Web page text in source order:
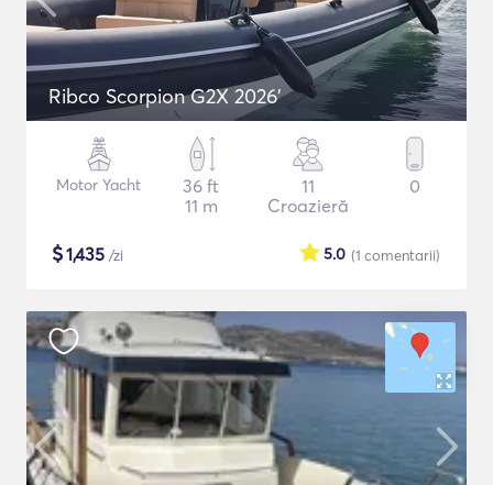
Ribco Scorpion G2X 2026'
Motor Yacht
36 ft
11 m
11
Croazieră
0
$1,435 /zi (1 comentarii)
5.0